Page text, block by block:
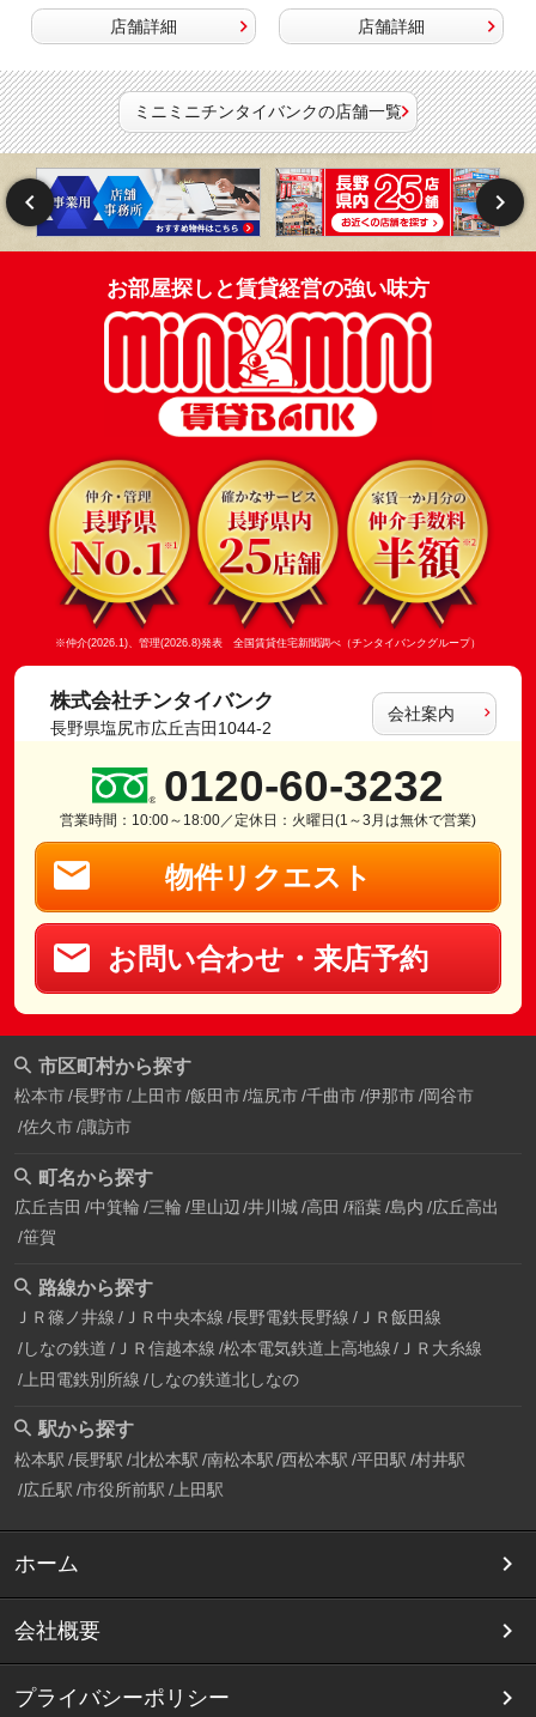
店舗詳細
店舗詳細
ミニミニチンタイバンクの店舗一覧
お部屋探しと賃貸経営の強い味方
※仲介(2026.1)、管理(2026.8)発表 全国賃貸住宅新聞調べ（チンタイバンクグループ）
株式会社チンタイバンク
長野県塩尻市広丘吉田1044-2
会社案内
0120-60-3232
営業時間：10:00～18:00／定休日：火曜日(1～3月は無休で営業)
物件リクエスト
お問い合わせ・来店予約
市区町村から探す
松本市 長野市 上田市 飯田市 塩尻市 千曲市 伊那市 岡谷市
佐久市 諏訪市
町名から探す
広丘吉田 中箕輪 三輪 里山辺 井川城 高田 稲葉 島内 広丘高出
笹賀
路線から探す
ＪＲ篠ノ井線 ＪＲ中央本線 長野電鉄長野線 ＪＲ飯田線
しなの鉄道 ＪＲ信越本線 松本電気鉄道上高地線
ＪＲ大糸線
上田電鉄別所線 しなの鉄道北しなの
駅から探す
松本駅 長野駅 北松本駅 南松本駅 西松本駅 平田駅 村井駅
広丘駅 市役所前駅 上田駅
ホーム
会社概要
プライバシーポリシー